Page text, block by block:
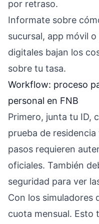
por retraso.
Informate sobre
sucursal, app móvil
digitales bajan los
sobre tu tasa.
Workflow: proceso
personal en FNB
Primero, junta tu ID,
prueba de
pasos requieren
oficiales. También
seguridad para ver
Con los simuladores
cuota mensual. Esto